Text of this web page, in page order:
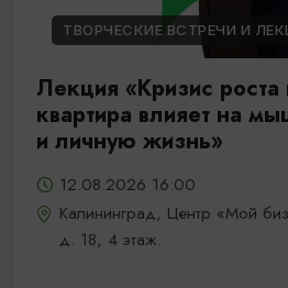
ТВОРЧЕСКИЕ ВСТРЕЧИ И
Лекция «Кризис
квартира влияет на
и личную жизнь»
12.08.2026 16:00
Калининград, Центр «Мой
д. 18, 4 этаж.